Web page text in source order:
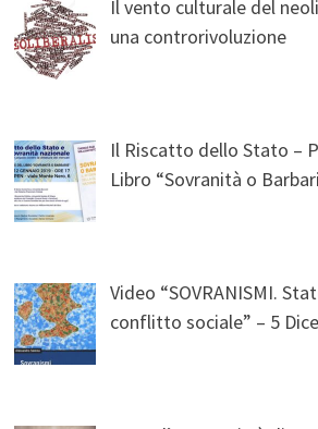
Il vento culturale del
una controrivoluzione
Il Riscatto dello Stato –
Libro “Sovranità o
Video “SOVRANISMI.
conflitto sociale” – 5